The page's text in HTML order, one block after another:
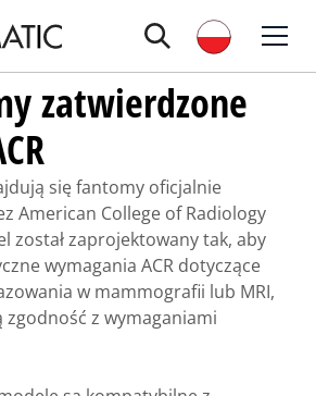
zatwierdzone
się fantomy oficjalnie
American College of Radiology
został zaprojektowany tak, aby
wymagania ACR dotyczące
w mammografii lub MRI,
zgodność z wymaganiami